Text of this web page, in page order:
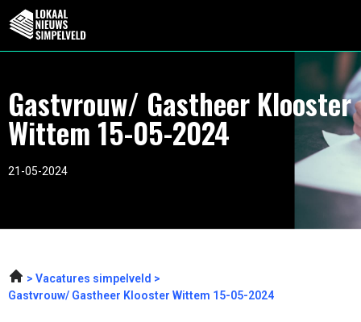
Gastvrouw/ Gastheer Klooster
Wittem 15-05-2024
21-05-2024
Vacatures simpelveld
Gastvrouw/ Gastheer Klooster Wittem 15-05-2024